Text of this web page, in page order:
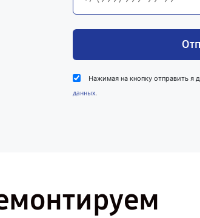
Нажимая на кнопку отправить я
данных.